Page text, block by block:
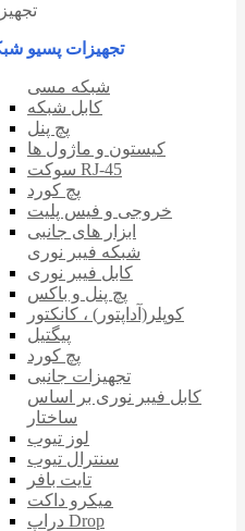
تجهیزات پسیو
شبکه مسی
کابل شبکه
پچ پنل
کیستون و ماژول ها
سوکت RJ-45
پچ کورد
خروجی و فیس پلیت
ابزار های جانبی
شبکه فیبر نوری
کابل فیبر نوری
پچ پنل و باکس
کوپلر(آداپتور) ، کانکتور
پیگتیل
پچ کورد
تجهیزات جانبی
کابل فیبر نوری بر اساس
ساختار
لوز تیوب
سنترال تیوب
تایت بافر
میکرو داکت
دراپ Drop